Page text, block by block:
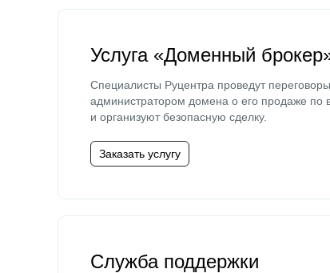
Услуга «Доменный
Специалисты Руцентра проведут
администратором домена о его продаже по
и организуют безопасную сделку.
Заказать услугу
Служба поддержки